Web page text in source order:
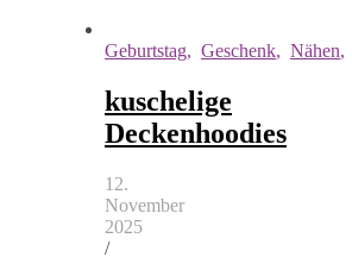
Geburtstag, Geschenk, Nähen,
kuschelige
Deckenhoodies
12.
November
2025
/